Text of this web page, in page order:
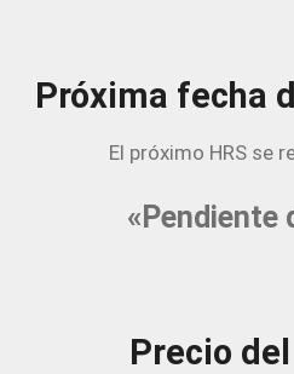
Próxima fecha
El próximo HRS se
«Pendiente
Precio del